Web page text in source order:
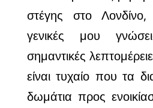
στέγης στο Λονδίνο,
γενικές μου
σημαντικές
είναι τυχαίο που τα
δωμάτια προς